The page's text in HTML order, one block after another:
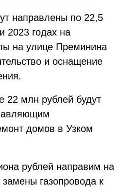
направлены по 22,5
2023 годах на
на улице Преминина
и оснащение
22 млн рублей будут
домов в Узком
рублей направим на
замены газопровода к